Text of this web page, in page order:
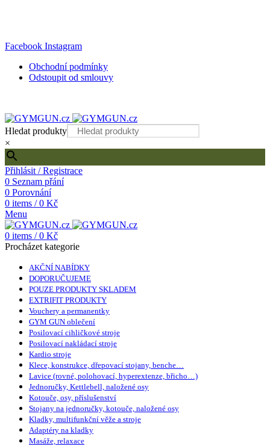
Facebook Instagram
Obchodní podmínky
Odstoupit od smlouvy
Hledat produkty
×
Přihlásit / Registrace
0 Seznam přání
0 Porovnání
0 items / 0 Kč
Menu
0 items / 0 Kč
Procházet kategorie
AKČNÍ NABÍDKY
DOPORUČUJEME
POUZE PRODUKTY SKLADEM
EXTRIFIT PRODUKTY
Vouchery a permanentky
GYM GUN oblečení
Posilovací cihličkové stroje
Posilovací nakládací stroje
Kardio stroje
Klece, konstrukce, dřepovací stojany, benche…
Lavice (rovné, polohovací, hyperextenze, břicho…)
Jednoručky, Kettlebell, naložené osy
Kotouče, osy, příslušenství
Stojany na jednoručky, kotouče, naložené osy
Kladky, multifunkční věže a stroje
Adaptéry na kladky
Masáže, relaxace